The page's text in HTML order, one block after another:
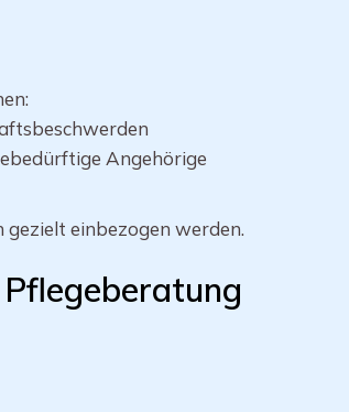
Angehörige
gezielt einbezogen werden.